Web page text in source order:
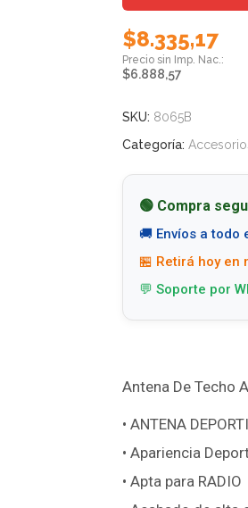
$8.335,17
$6.888,57
SKU: 8065B
Categoría:
🟢 Compra
🚚 Envíos a todo
🏪 Retirá hoy en
💬 Soporte por
Antena De Techo
• ANTENA
• Apariencia
• Apta para RADIO